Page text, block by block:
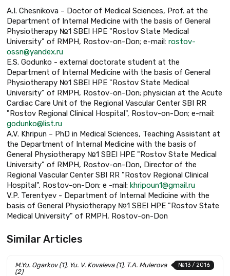
A.I. Chesnikova – Doctor of Medical Sciences, Prof. at the
Department of Internal Medicine with the basis of General
Physiotherapy №1 SBEI HPE "Rostov State Medical
University" of RMPH, Rostov-on-Don; e-mail: rostov-
ossn@yandex.ru
E.S. Godunko - external doctorate student at the
Department of Internal Medicine with the basis of General
Physiotherapy №1 SBEI HPE "Rostov State Medical
University" of RMPH, Rostov-on-Don; physician at the Acute
Cardiac Care Unit of the Regional Vascular Center SBI RR
"Rostov Regional Clinical Hospital", Rostov-on-Don; e-mail:
godunko@list.ru
A.V. Khripun – PhD in Medical Sciences, Teaching Assistant at
the Department of Internal Medicine with the basis of
General Physiotherapy №1 SBEI HPE "Rostov State Medical
University" of RMPH, Rostov-on-Don, Director of the
Regional Vascular Center SBI RR "Rostov Regional Clinical
Hospital", Rostov-on-Don; e -mail: khripoun1@gmail.ru
V.P. Terentyev - Department of Internal Medicine with the
basis of General Physiotherapy №1 SBEI HPE "Rostov State
Medical University" of RMPH, Rostov-on-Don
Similar Articles
№13 / 2016
M.Yu. Ogarkov (1), Yu. V. Kovaleva (1), T.A. Mulerova
(2)